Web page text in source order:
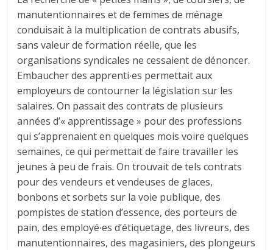
manutentionnaires et de femmes de ménage
conduisait à la multiplication de contrats abusifs,
sans valeur de formation réelle, que les
organisations syndicales ne cessaient de dénoncer.
Embaucher des apprenti∙es permettait aux
employeurs de contourner la législation sur les
salaires. On passait des contrats de plusieurs
années d’« apprentissage » pour des professions
qui s’apprenaient en quelques mois voire quelques
semaines, ce qui permettait de faire travailler les
jeunes à peu de frais. On trouvait de tels contrats
pour des vendeurs et vendeuses de glaces,
bonbons et sorbets sur la voie publique, des
pompistes de station d’essence, des porteurs de
pain, des employé∙es d’étiquetage, des livreurs, des
manutentionnaires, des magasiniers, des plongeurs